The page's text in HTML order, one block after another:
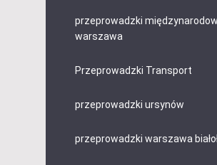
przeprowadzki
warszawa
Przeprowadzki Transport
przeprowadzki ursynów
przeprowadzki warszawa